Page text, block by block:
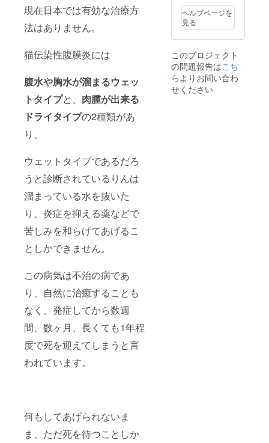
現在日本では有効な治療方
法はありません。
猫伝染性腹膜炎には
腹水や胸水が溜まるウェッ
トタイプと、 肉腫が出来る
ドライタイプの2種類があ
り、
ウェットタイプであるだろ
うと診断されているりんは
溜まっている水を抜いた
り、炎症を抑える薬などで
苦しみを和らげてあげるこ
としかできません。
この病気は不治の病であ
り、自然に治癒することも
なく、発症してから数週
間、数ヶ月、長くても1年程
度で死を迎えてしまうと言
われています。
何もしてあげられないま
ま、ただ死を待つことしか
ヘルプページを
見る
このプロジェクト
の問題報告はこち
ら よりお問い合わ
せください